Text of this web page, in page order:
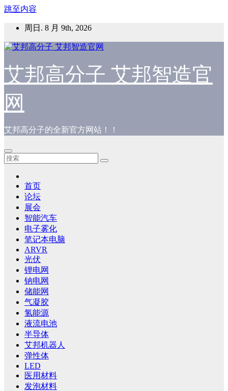
跳至内容
周日. 8 月 9th, 2026
艾邦高分子 艾邦智造官
网
艾邦高分子的全新官方网站！！
首页
论坛
展会
智能汽车
电子雾化
笔记本电脑
ARVR
光伏
锂电网
钠电网
储能网
气凝胶
氢能源
液流电池
半导体
艾邦机器人
弹性体
LED
医用材料
发泡材料